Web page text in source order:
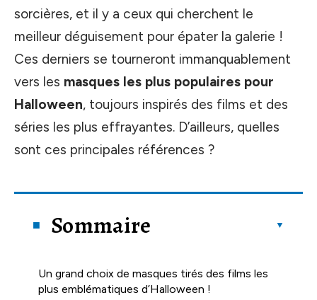
sorcières, et il y a ceux qui cherchent le
meilleur déguisement pour épater la galerie !
Ces derniers se tourneront immanquablement
vers les masques les plus populaires pour
Halloween, toujours inspirés des films et des
séries les plus effrayantes. D’ailleurs, quelles
sont ces principales références ?
Sommaire
Un grand choix de masques tirés des films les
plus emblématiques d’Halloween !